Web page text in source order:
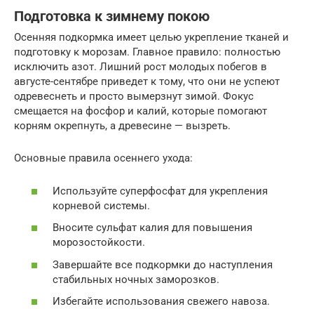
Подготовка к зимнему покою
Осенняя подкормка имеет целью укрепление тканей и
подготовку к морозам. Главное правило: полностью
исключить азот. Лишний рост молодых побегов в
августе-сентябре приведет к тому, что они не успеют
одревеснеть и просто вымерзнут зимой. Фокус
смещается на фосфор и калий, которые помогают
корням окрепнуть, а древесине — вызреть.
Основные правила осеннего ухода:
Используйте суперфосфат для укрепления
корневой системы.
Вносите сульфат калия для повышения
морозостойкости.
Завершайте все подкормки до наступления
стабильных ночных заморозков.
Избегайте использования свежего навоза.